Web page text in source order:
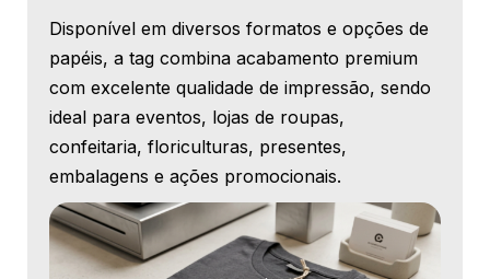
Disponível em diversos formatos e opções de
papéis, a tag combina acabamento premium
com excelente qualidade de impressão, sendo
ideal para eventos, lojas de roupas,
confeitaria, floriculturas, presentes,
embalagens e ações promocionais.